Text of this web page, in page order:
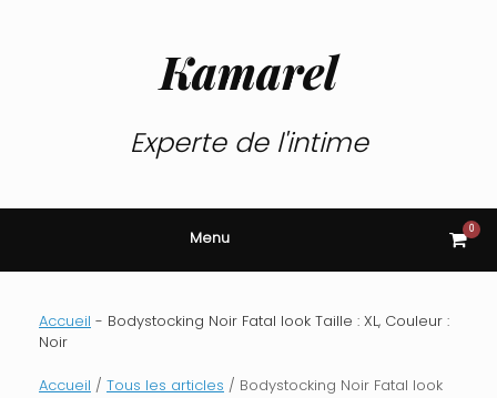
Kamarel
Experte de l'intime
Menu View
cart
0
Accueil - Bodystocking Noir Fatal look Taille : XL, Couleur :
Noir
Accueil / Tous les articles / Bodystocking Noir Fatal look